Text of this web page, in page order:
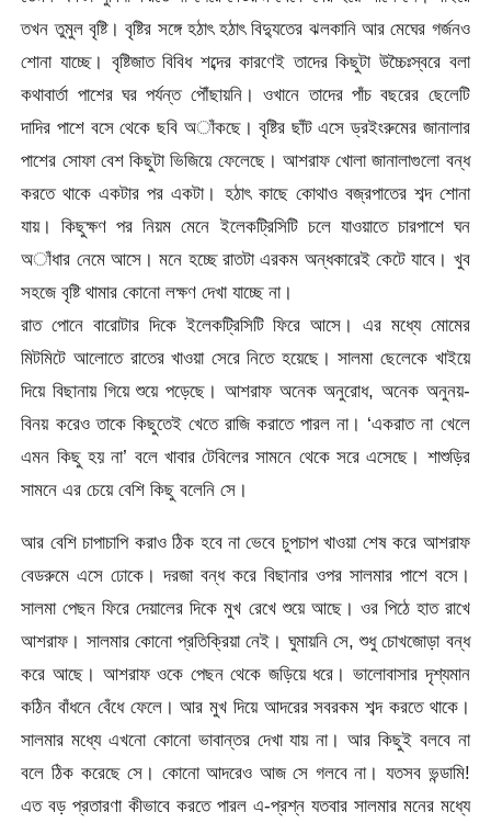
তখন তুমুল বৃষ্টি। বৃষ্টির সঙ্গে হঠাৎ হঠাৎ বিদ্যুতের ঝলকানি আর মেঘের গর্জনও
শোনা যাচ্ছে। বৃষ্টিজাত বিবিধ শব্দের কারণেই তাদের কিছুটা উচ্চৈঃস্বরে বলা
কথাবার্তা পাশের ঘর পর্যন্ত পৌঁছায়নি। ওখানে তাদের পাঁচ বছরের ছেলেটি
দাদির পাশে বসে থেকে ছবি অাঁকছে। বৃষ্টির ছাঁট এসে ড্রইংরুমের জানালার
পাশের সোফা বেশ কিছুটা ভিজিয়ে ফেলেছে। আশরাফ খোলা জানালাগুলো বন্ধ
করতে থাকে একটার পর একটা। হঠাৎ কাছে কোথাও বজ্রপাতের শব্দ শোনা
যায়। কিছুক্ষণ পর নিয়ম মেনে ইলেকট্রিসিটি চলে যাওয়াতে চারপাশে ঘন
অাঁধার নেমে আসে। মনে হচ্ছে রাতটা এরকম অন্ধকারেই কেটে যাবে। খুব
সহজে বৃষ্টি থামার কোনো লক্ষণ দেখা যাচ্ছে না।
রাত পোনে বারোটার দিকে ইলেকট্রিসিটি ফিরে আসে। এর মধ্যে মোমের
মিটমিটে আলোতে রাতের খাওয়া সেরে নিতে হয়েছে। সালমা ছেলেকে খাইয়ে
দিয়ে বিছানায় গিয়ে শুয়ে পড়েছে। আশরাফ অনেক অনুরোধ, অনেক অনুনয়-
বিনয় করেও তাকে কিছুতেই খেতে রাজি করাতে পারল না। ‘একরাত না খেলে
এমন কিছু হয় না’ বলে খাবার টেবিলের সামনে থেকে সরে এসেছে। শাশুড়ির
সামনে এর চেয়ে বেশি কিছু বলেনি সে।
আর বেশি চাপাচাপি করাও ঠিক হবে না ভেবে চুপচাপ খাওয়া শেষ করে আশরাফ
বেডরুমে এসে ঢোকে। দরজা বন্ধ করে বিছানার ওপর সালমার পাশে বসে।
সালমা পেছন ফিরে দেয়ালের দিকে মুখ রেখে শুয়ে আছে। ওর পিঠে হাত রাখে
আশরাফ। সালমার কোনো প্রতিক্রিয়া নেই। ঘুমায়নি সে, শুধু চোখজোড়া বন্ধ
করে আছে। আশরাফ ওকে পেছন থেকে জড়িয়ে ধরে। ভালোবাসার দৃশ্যমান
কঠিন বাঁধনে বেঁধে ফেলে। আর মুখ দিয়ে আদরের সবরকম শব্দ করতে থাকে।
সালমার মধ্যে এখনো কোনো ভাবান্তর দেখা যায় না। আর কিছুই বলবে না
বলে ঠিক করেছে সে। কোনো আদরেও আজ সে গলবে না। যতসব ভন্ডামি!
এত বড় প্রতারণা কীভাবে করতে পারল এ-প্রশ্ন যতবার সালমার মনের মধ্যে